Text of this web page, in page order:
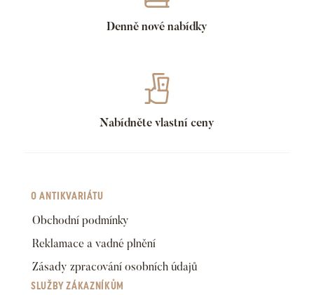
Denně nové nabídky
Nabídněte vlastní ceny
O ANTIKVARIÁTU
Obchodní podmínky
Reklamace a vadné plnění
Zásady zpracování osobních údajů
SLUŽBY ZÁKAZNÍKŮM